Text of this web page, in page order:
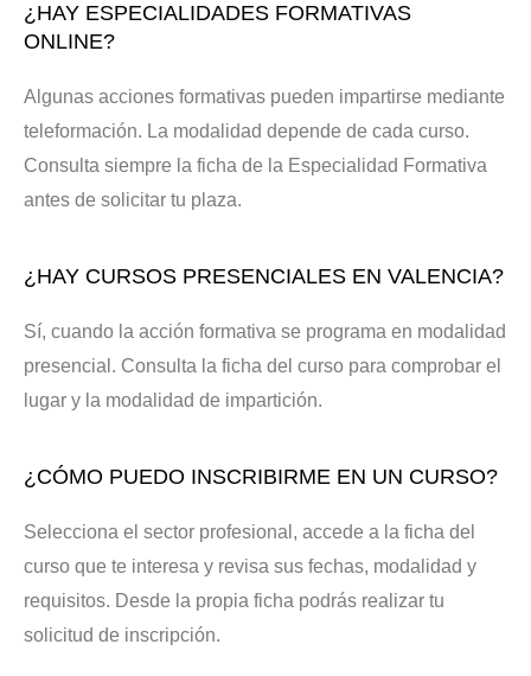
¿HAY ESPECIALIDADES FORMATIVAS
ONLINE?
Algunas acciones formativas pueden impartirse mediante
teleformación. La modalidad depende de cada curso.
Consulta siempre la ficha de la Especialidad Formativa
antes de solicitar tu plaza.
¿HAY CURSOS PRESENCIALES EN VALENCIA?
Sí, cuando la acción formativa se programa en modalidad
presencial. Consulta la ficha del curso para comprobar el
lugar y la modalidad de impartición.
¿CÓMO PUEDO INSCRIBIRME EN UN CURSO?
Selecciona el sector profesional, accede a la ficha del
curso que te interesa y revisa sus fechas, modalidad y
requisitos. Desde la propia ficha podrás realizar tu
solicitud de inscripción.